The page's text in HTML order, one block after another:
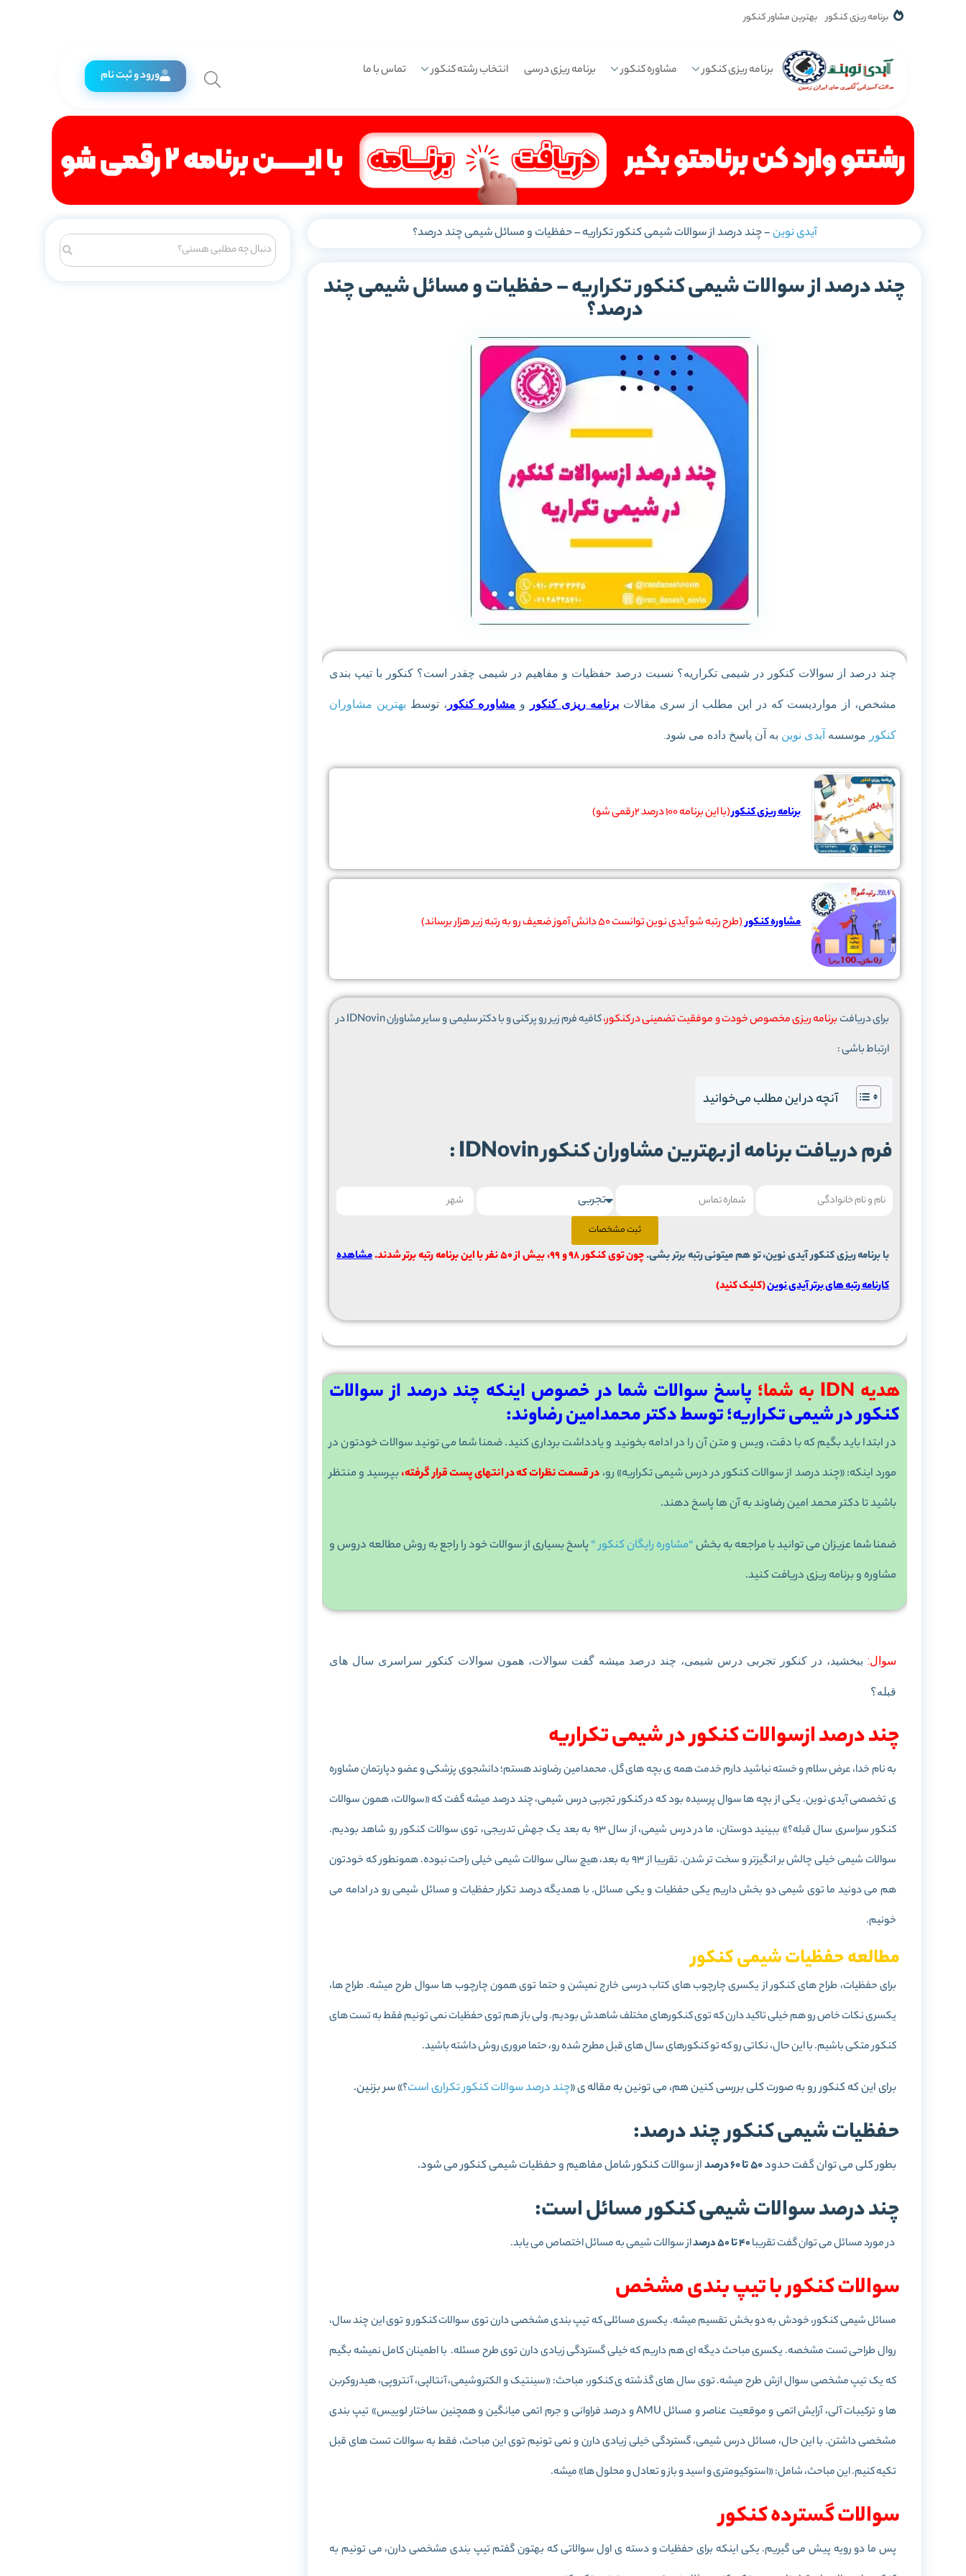
برنامه ریزی کنکور بهترین مشاور کنکور
برنامه ریزی کنکور مشاوره کنکور برنامه ریزی درسی انتخاب رشته کنکور تماس با ما ورود و ثبت نام
آیدی نوین-چند درصد از سوالات شیمی کنکور تکراریه – حفظیات و مسائل شیمی چند درصد؟
چند درصد از سوالات شیمی کنکور تکراریه – حفظیات و مسائل شیمی چند
درصد؟
چند درصد از سوالات کنکور در شیمی تکراریه؟ نسبت درصد حفظیات و مفاهیم در شیمی چقدر است؟ کنکور با تیپ بندی
مشخص، از مواردیست که در این مطلب از سری مقالاتبرنامه ریزی کنکور و مشاوره کنکور ، توسط بهترین مشاوران
کنکور موسسه آیدی نوین به آن پاسخ داده می شود.
برنامه ریزی کنکور(با این برنامه 100 درصد 2رقمی شو)
مشاوره کنکور(طرح رتبه شو آیدی نوین توانست 50 دانش آموز ضعیف رو به رتبه زیر هزار برساند)
برای دریافتبرنامه ریزی مخصوص خودت و موفقیت تضمینی در کنکور،
کافیه فرم زیر رو پر کنی و با دکتر سلیمی و سایر مشاوران IDNovin در
ارتباط باشی :
آنچه در این مطلب می‌خوانید
فرم دریافت برنامه از بهترین مشاوران کنکور IDNovin :
ثبت مشخصات
با برنامه ریزی کنکور آیدی نوین، تو هم میتونی رتبه برتر بشی.چون توی کنکور 98 و 99، بیش از ۵۰ نفر با این برنامه رتبه برتر شدند.
مشاهده
کارنامه رتبه های برتر آیدی نوین(کلیک کنید)
هدیه IDN به شما؛ پاسخ سوالات شما در خصوص اینکه چند درصد از سوالات
کنکور در شیمی تکراریه؛ توسط دکتر محمدامین رضاوند:
در ابتدا باید بگیم که با دقت، ویس و متن آن را در ادامه بخونید و یادداشت برداری کنید. ضمنا شما می تونید سوالات خودتون در
مورد اینکه: «چند درصد از سوالات کنکور در درس شیمی تکراریه» رو، در قسمت نظرات که در انتهای پست قرار گرفته،بپرسید و منتظر
باشید تا دکتر محمد امین رضاوند به آن ها پاسخ دهند.
ضمنا شما عزیزان می توانید با مراجعه به بخش“مشاوره رایگان کنکور “پاسخ بسیاری از سوالات خود را راجع به روش مطالعه دروس و
مشاوره و برنامه ریزی دریافت کنید.
سوال: ببخشید، در کنکور تجربی درس شیمی، چند درصد میشه گفت سوالات، همون سوالات کنکور سراسری سال های
قبله؟
چند درصد ازسوالات کنکور در شیمی تکراریه
به نام خدا، عرض سلام و خسته نباشید دارم خدمت همه ی بچه های گل. محمدامین رضاوند هستم؛ دانشجوی پزشکی و عضو دپارتمان مشاوره
ی تخصصی آیدی نوین. یکی از بچه ها سوال پرسیده بود که در کنکور تجربی درس شیمی، چند درصد میشه گفت که «سوالات، همون سوالات
کنکور سراسری سال قبله؟» ببینید دوستان، ما در درس شیمی، از سال 93 به بعد یک جهش تدریجی، توی سوالات کنکور رو شاهد بودیم.
سوالات شیمی خیلی چالش بر انگیزتر و سخت تر شدن. تقریبا از 93 به بعد، هیچ سالی سوالات شیمی خیلی راحت نبوده. همونطور که خودتون
هم می دونید ما توی شیمی دو بخش داریم یکی حفظیات و یکی مسائل. با همدیگه درصد تکرار حفظیات و مسائل شیمی رو در ادامه می
خونیم.
مطالعه حفظیات شیمی کنکور
برای حفظیات، طراح های کنکور از یکسری چارچوب های کتاب درسی خارج نمیشن و حتما توی همون چارچوب ها سوال طرح میشه. طراح ها،
یکسری نکات خاص رو هم خیلی تاکید دارن که توی کنکورهای مختلف شاهدش بودیم. ولی باز هم توی حفظیات نمی تونیم فقط به تست های
کنکور متکی باشیم. با این حال، نکاتی رو که تو کنکورهای سال های قبل مطرح شده رو، حتما مروری روش داشته باشید.
برای این که کنکور رو به صورت کلی بررسی کنین هم، می تونین به مقاله ی «چند درصد سوالات کنکور تکراری است؟» سر بزنین.
حفظیات شیمی کنکور چند درصد:
بطور کلی می توان گفت حدود50 تا 60 درصد از سوالات کنکور شامل مفاهیم و حفظیات شیمی کنکور می شود.
چند درصد سوالات شیمی کنکور مسائل است:
در مورد مسائل می توان گفت تقریبا40 تا 50 درصد از سوالات شیمی به مسائل اختصاص می یابد.
سوالات کنکور با تیپ بندی مشخص
مسائل شیمی کنکور، خودش به دو بخش تقسیم میشه. یکسری مسائلی که تیپ بندی مشخصی دارن توی سوالات کنکور و توی این چند سال،
روال طراحی تست مشخصه. یکسری مباحث دیگه ای هم داریم که خیلی گستردگی زیادی دارن توی طرح مسئله. با اطمینان کامل نمیشه بگیم
که یک تیپ مشخصی سوال ازش طرح میشه. توی سال های گذشته ی کنکور، مباحث: «سینتیک و الکتروشیمی، آنتالپی، آنتروپی، هیدروکربن
ها و ترکیبات آلی، آرایش اتمی و موقعیت عناصر و مسائل AMU و درصد فراوانی و جرم اتمی میانگین و همچنین ساختار لوییس» تیپ بندی
مشخصی داشتن. با این حال، مسائل درس شیمی، گستردگی خیلی زیادی دارن و نمی تونیم توی این مباحث، فقط به سوالات تست های قبل
تکیه کنیم. این مباحث، شامل: «استوکیومتری و اسید و باز و تعادل و محلول ها» میشه.
سوالات گسترده کنکور
پس ما دو رویه پیش می گیریم. یکی اینکه برای حفظیات و دسته ی اول سوالاتی که بهتون گفتم تیپ بندی مشخصی دارن، می تونیم به